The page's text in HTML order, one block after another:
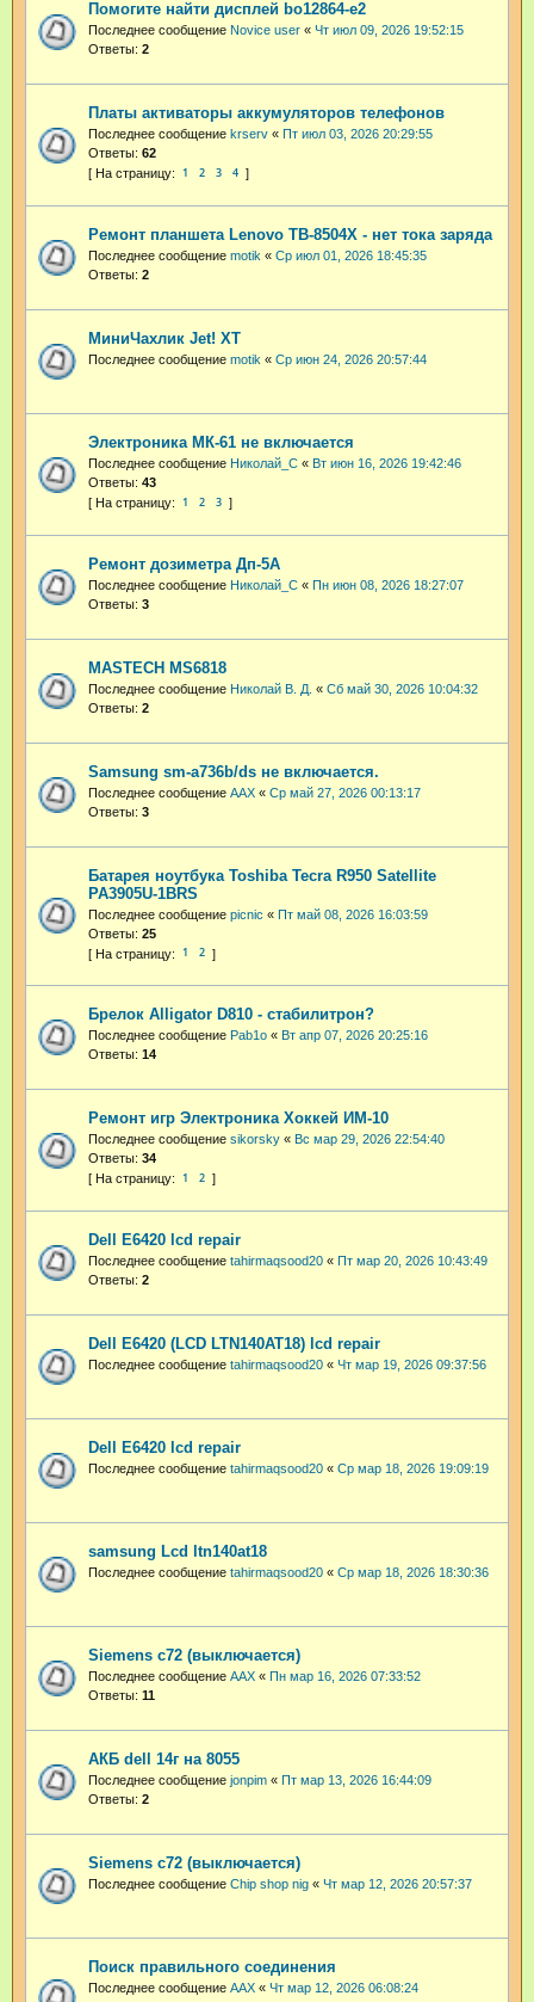
Помогите найти дисплей bo12864-e2
Последнее сообщение Novice user « Чт июл 09, 2026 19:52:15
Ответы: 2
Платы активаторы аккумуляторов телефонов
Последнее сообщение krserv « Пт июл 03, 2026 20:29:55
Ответы: 62
1 2 3 4
Ремонт планшета Lenovo TB-8504X - нет тока заряда
Последнее сообщение motik « Ср июл 01, 2026 18:45:35
Ответы: 2
МиниЧахлик Jet! XT
Последнее сообщение motik « Ср июн 24, 2026 20:57:44
Электроника МК-61 не включается
Последнее сообщение Николай_С « Вт июн 16, 2026 19:42:46
Ответы: 43
1 2 3
Ремонт дозиметра Дп-5А
Последнее сообщение Николай_С « Пн июн 08, 2026 18:27:07
Ответы: 3
MASTECH MS6818
Последнее сообщение Николай В. Д. « Сб май 30, 2026 10:04:32
Ответы: 2
Samsung sm-a736b/ds не включается.
Последнее сообщение AAX « Ср май 27, 2026 00:13:17
Ответы: 3
Батарея ноутбука Toshiba Tecra R950 Satellite
PA3905U-1BRS
Последнее сообщение picnic « Пт май 08, 2026 16:03:59
Ответы: 25
1 2
Брелок Alligator D810 - стабилитрон?
Последнее сообщение Pab1o « Вт апр 07, 2026 20:25:16
Ответы: 14
Ремонт игр Электроника Хоккей ИМ-10
Последнее сообщение sikorsky « Вс мар 29, 2026 22:54:40
Ответы: 34
1 2
Dell E6420 lcd repair
Последнее сообщение tahirmaqsood20 « Пт мар 20, 2026 10:43:49
Ответы: 2
Dell E6420 (LCD LTN140AT18) lcd repair
Последнее сообщение tahirmaqsood20 « Чт мар 19, 2026 09:37:56
Dell E6420 lcd repair
Последнее сообщение tahirmaqsood20 « Ср мар 18, 2026 19:09:19
samsung Lcd ltn140at18
Последнее сообщение tahirmaqsood20 « Ср мар 18, 2026 18:30:36
Siemens c72 (выключается)
Последнее сообщение AAX « Пн мар 16, 2026 07:33:52
Ответы: 11
АКБ dell 14г на 8055
Последнее сообщение jonpim « Пт мар 13, 2026 16:44:09
Ответы: 2
Siemens c72 (выключается)
Последнее сообщение Chip shop nig « Чт мар 12, 2026 20:57:37
Поиск правильного соединения
Последнее сообщение AAX « Чт мар 12, 2026 06:08:24